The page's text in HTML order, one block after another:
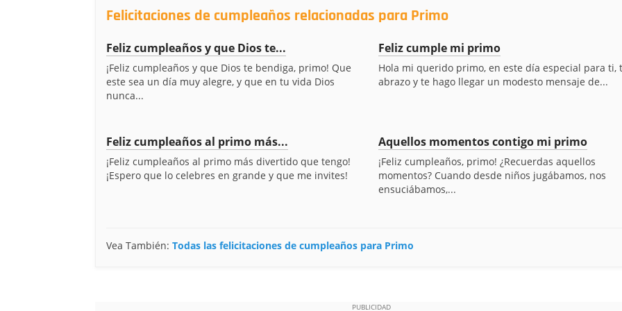
Felicitaciones de cumpleaños relacionadas para Primo
Feliz cumpleaños y que Dios te...
¡Feliz cumpleaños y que Dios te bendiga, primo! Que
este sea un día muy alegre, y que en tu vida Dios
nunca...
Feliz cumple mi primo
Hola mi querido primo, en este día especial para ti,
abrazo y te hago llegar un modesto mensaje de...
Feliz cumpleaños al primo más...
¡Feliz cumpleaños al primo más divertido que tengo!
¡Espero que lo celebres en grande y que me invites!
Aquellos momentos contigo mi primo
¡Feliz cumpleaños, primo! ¿Recuerdas aquellos
momentos? Cuando desde niños jugábamos, nos
ensuciábamos,...
Vea También: Todas las felicitaciones de cumpleaños para Primo